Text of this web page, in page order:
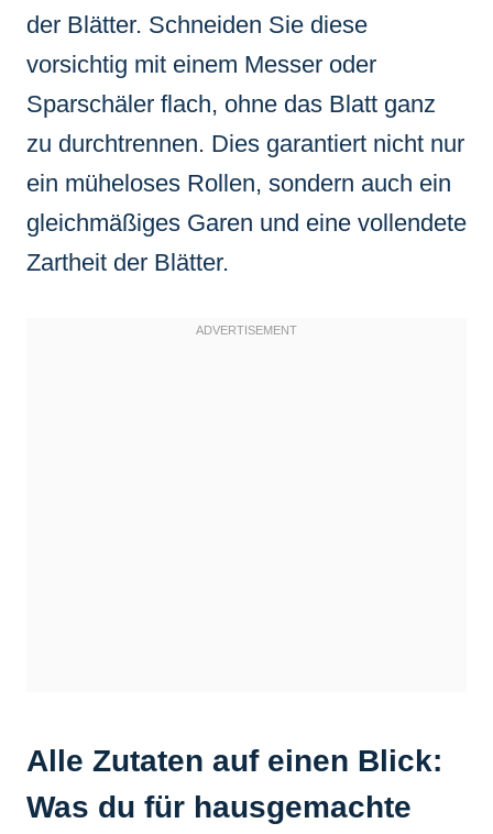
der Blätter. Schneiden Sie diese
vorsichtig mit einem Messer oder
Sparschäler flach, ohne das Blatt ganz
zu durchtrennen. Dies garantiert nicht nur
ein müheloses Rollen, sondern auch ein
gleichmäßiges Garen und eine vollendete
Zartheit der Blätter.
Alle Zutaten auf einen Blick:
Was du für hausgemachte